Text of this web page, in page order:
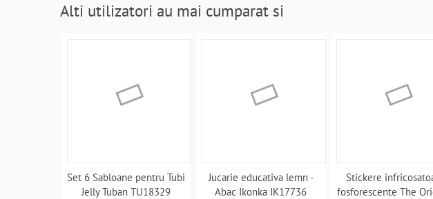
Alti utilizatori au mai cumparat si
Set 6 Sabloane pentru Tubi
Jelly Tuban TU18329
Jucarie educativa lemn -
Abac Ikonka IK17736
Stickere
fosforescente The